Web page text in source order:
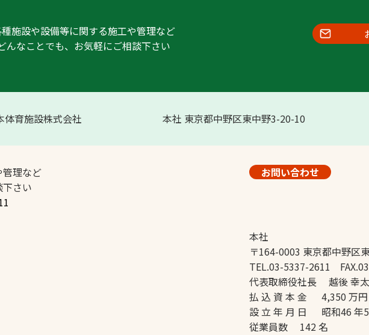
施設や設備等に関する施工や管理など
んなことでも、お気軽にご相談下さい
体育施設株式会社 本社 東京都中野区東中野3-20-10
理など
さい
お問い合わせ
本社
〒164-0003 東京都中野区
TEL.03-5337-2611
代表取締役社長 越後 幸
払 込 資 本 金 4,350 万円
設 立 年 月 日 昭和46 年
従業員数 142 名